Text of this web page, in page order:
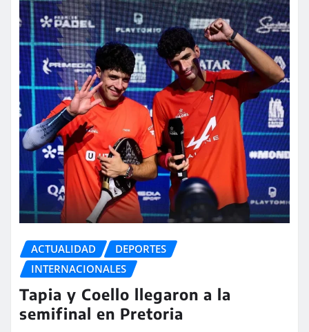
ACTUALIDAD
DEPORTES
INTERNACIONALES
Tapia y Coello llegaron a la
semifinal en Pretoria